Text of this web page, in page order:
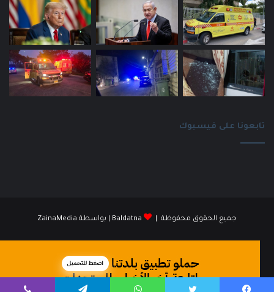
تابعونا على فيسبوك
جميع الحقوق محفوظة | Baldatna | بواسطة ZainaMedia